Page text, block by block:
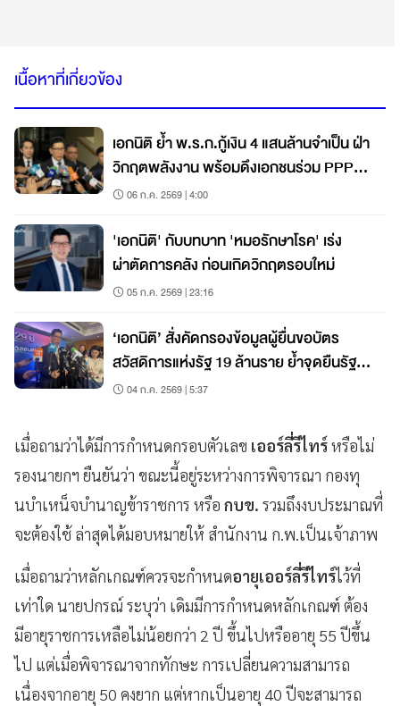
เนื้อหาที่เกี่ยวข้อง
เอกนิติ ย้ำ พ.ร.ก.กู้เงิน 4 แสนล้านจำเป็น ฝ่า
วิกฤตพลังงาน พร้อมดึงเอกชนร่วม PPP
เดินหน้าเศรษฐกิจ
06 ก.ค. 2569 | 4:00
'เอกนิติ' กับบทบาท 'หมอรักษาโรค' เร่ง
ผ่าตัดการคลัง ก่อนเกิดวิกฤตรอบใหม่
05 ก.ค. 2569 | 23:16
‘เอกนิติ’ สั่งคัดกรองข้อมูลผู้ยื่นขอบัตร
สวัสดิการแห่งรัฐ 19 ล้านราย ย้ำจุดยืนรัฐ
ดูแลคนยากจน-เปราะบาง
04 ก.ค. 2569 | 5:37
เมื่อถามว่าได้มีการกำหนดกรอบตัวเลข เออร์ลี่รีไทร์หรือไม่
รองนายกฯ ยืนยันว่า ขณะนี้อยู่ระหว่างการพิจารณา กองทุ
นบําเหน็จบำนาญข้าราชการ หรือ กบข. รวมถึงงบประมาณที่
จะต้องใช้ ล่าสุดได้มอบหมายให้ สำนักงาน ก.พ.เป็นเจ้าภาพ
เมื่อถามว่าหลักเกณฑ์ควรจะกำหนดอายุเออร์ลี่รีไทร์ไว้ที่
เท่าใด นายปกรณ์ ระบุว่า เดิมมีการกำหนดหลักเกณฑ์ ต้อง
มีอายุราชการเหลือไม่น้อยกว่า 2 ปี ขึ้นไปหรืออายุ 55 ปีขึ้น
ไป แต่เมื่อพิจารณาจากทักษะ การเปลี่ยนความสามารถ
เนื่องจากอายุ 50 คงยาก แต่หากเป็นอายุ 40 ปีจะสามารถ